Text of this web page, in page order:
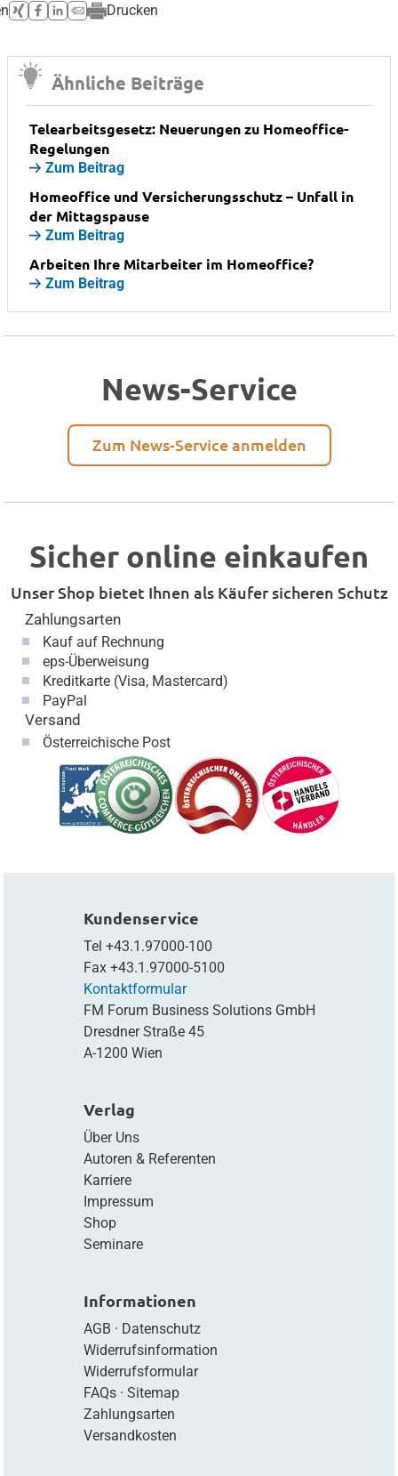
Drucken
Ähnliche Beiträge
Telearbeitsgesetz: Neuerungen zu Homeoffice-
Regelungen
Zum Beitrag
Homeoffice und Versicherungsschutz – Unfall in
der Mittagspause
Zum Beitrag
Arbeiten Ihre Mitarbeiter im Homeoffice?
Zum Beitrag
News-Service
Zum News-Service anmelden
Sicher online einkaufen
Unser Shop bietet Ihnen als Käufer sicheren Schutz
Zahlungsarten
Kauf auf Rechnung
eps-Überweisung
Kreditkarte (Visa, Mastercard)
PayPal
Versand
Österreichische Post
Kundenservice
Tel +43.1.97000-100
Fax +43.1.97000-5100
Kontaktformular
FM Forum Business Solutions GmbH
Dresdner Straße 45
A-1200 Wien
Verlag
Über Uns
Autoren & Referenten
Karriere
Impressum
Shop
Seminare
Informationen
AGB · Datenschutz
Widerrufsinformation
Widerrufsformular
FAQs· Sitemap
Zahlungsarten
Versandkosten